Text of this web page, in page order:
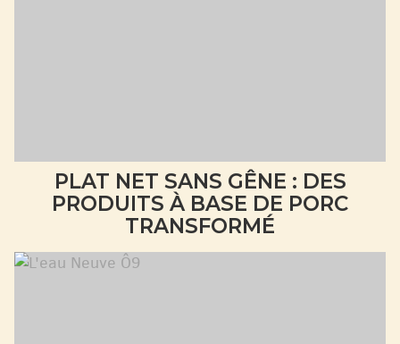
PLAT NET SANS GÊNE : DES
PRODUITS À BASE DE PORC
TRANSFORMÉ